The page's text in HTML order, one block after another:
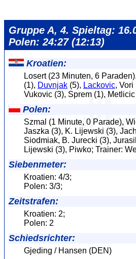
Gruppe A, 4. Spieltag:
Polen: 24:27 (12:13)
Kroatien:
Losert (23 Minuten, 6
(1), Duvnjak (5), Lackovic, Vori
Vukovic (3), Sprem (1),
Polen:
Szmal (1 Minute, 0 Parade),
Jaszka (3), K. Lijewski (3),
Siodmiak, B. Jurecki (3),
Lijewski (3), Piwko; Trainer:
Siebenmeter:
Kroatien: 4/3;
Polen: 3/3;
Zeitstrafen:
Kroatien: 2;
Polen: 2
Schiedsrichter:
Gjeding / Hansen (DEN)